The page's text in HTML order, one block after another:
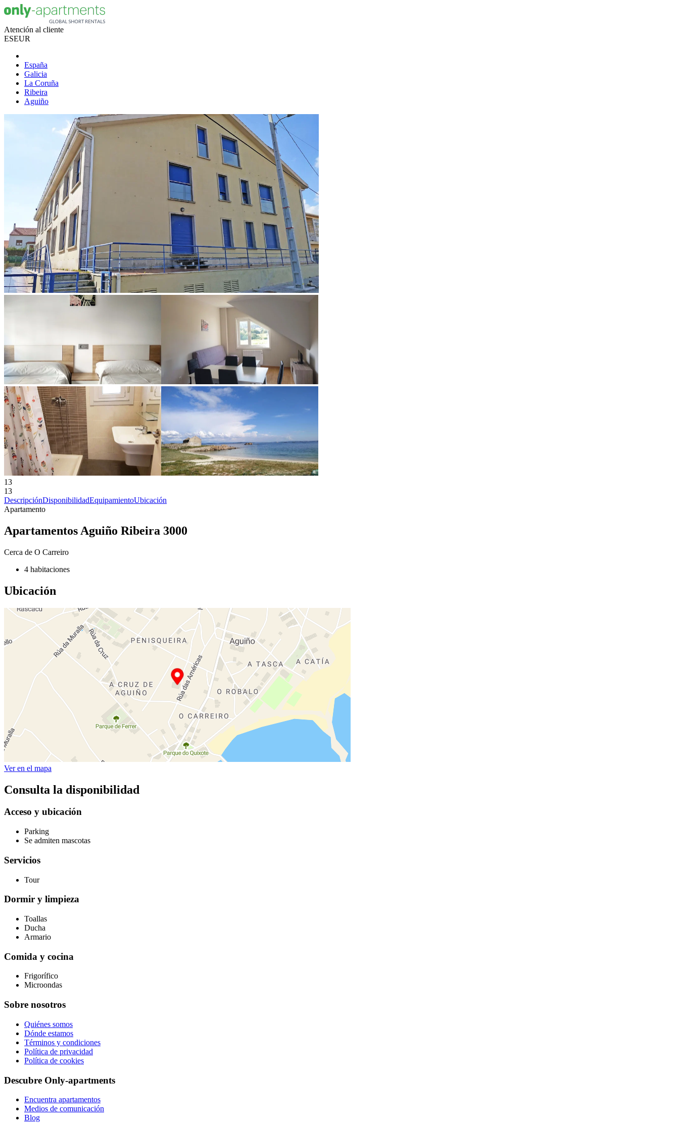
Atención al cliente
ESEUR
España
Galicia
La Coruña
Ribeira
Aguiño
13
13
DescripciónDisponibilidadEquipamientoUbicación
Apartamento
Apartamentos Aguiño Ribeira 3000
Cerca de O Carreiro
4 habitaciones
Ubicación
Ver en el mapa
Consulta la disponibilidad
Acceso y ubicación
Parking
Se admiten mascotas
Servicios
Tour
Dormir y limpieza
Toallas
Ducha
Armario
Comida y cocina
Frigorífico
Microondas
Sobre nosotros
Quiénes somos
Dónde estamos
Términos y condiciones
Política de privacidad
Política de cookies
Descubre Only-apartments
Encuentra apartamentos
Medios de comunicación
Blog